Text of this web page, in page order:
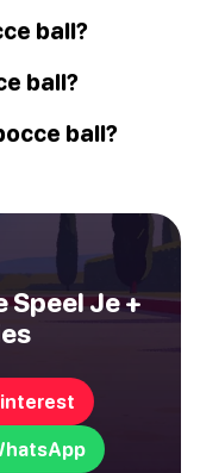
ball?
ball?
ball?
Speel Je +